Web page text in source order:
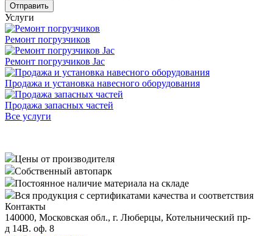
Отправить
Услуги
Ремонт погрузчиков
Ремонт погрузчиков Jac
Продажа и установка навесного оборудования
Продажа запасных частей
Все услуги
Цены от производителя
Собственный автопарк
Постоянное наличие материала на складе
Вся продукция с сертификатами качества и соответствия
Контакты
140000, Московская обл., г. Люберцы, Котельнический пр-
д 14В. оф. 8